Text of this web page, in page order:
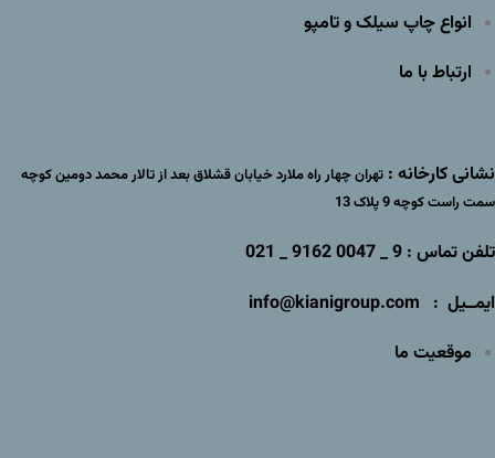
انواع چاپ سیلک و تامپو
ارتباط با ما
نشانی کارخانه : تهران چهار راه ملارد خیابان قشلاق بعد از تالار محمد دومین کوچه
سمت راست کوچه 9 پلاک 13
تلفن تماس : 9 _ 0047 9162 _ 021
ایمــیل : info@kianigroup.com
موقعیت ما